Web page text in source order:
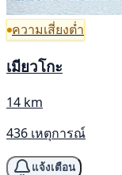
ความเสี่ยงต่ำ
เมียวโกะ
14 km
436 เหตุการณ์
แจ้งเตือน